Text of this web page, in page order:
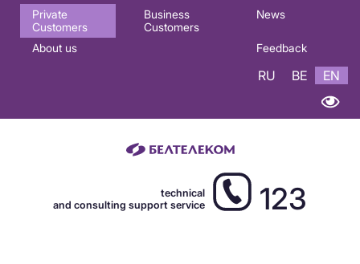
Основная
навигация
Private
Customers
Business
Customers
News
About us Feedback
RU BE EN
technical
and consulting support service
123